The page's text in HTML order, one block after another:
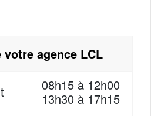
votre agence LCL
08h15 à 12h00
13h30 à 17h15